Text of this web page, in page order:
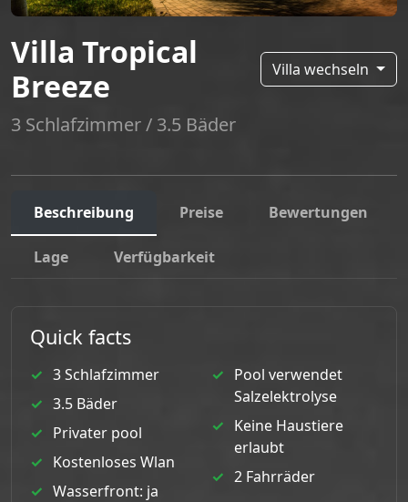
Villa Tropical
Breeze
Villa wechseln
3 Schlafzimmer / 3.5 Bäder
Beschreibung Preise Bewertungen
Lage Verfügbarkeit
Quick facts
3 Schlafzimmer
3.5 Bäder
Privater pool
Kostenloses Wlan
Wasserfront: ja
Pool verwendet
Salzelektrolyse
Keine Haustiere
erlaubt
2 Fahrräder